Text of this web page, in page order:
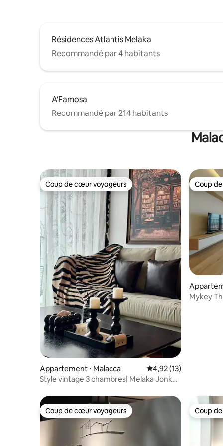
Résidences Atlantis Melaka
Recommandé par 4 habitants
A'Famosa
Recommandé par 214 habitants
Coup de cœur voyageurs
Coup de cœur voyageurs
Appartement ⋅ Malacca Évaluation moyenne
4,92 (13)
Style vintage 3 chambres| Melaka Jonker
Coup
Coup
Mykey
Coup de cœur voyageurs
Coup de cœur voyageurs Coup
Coup